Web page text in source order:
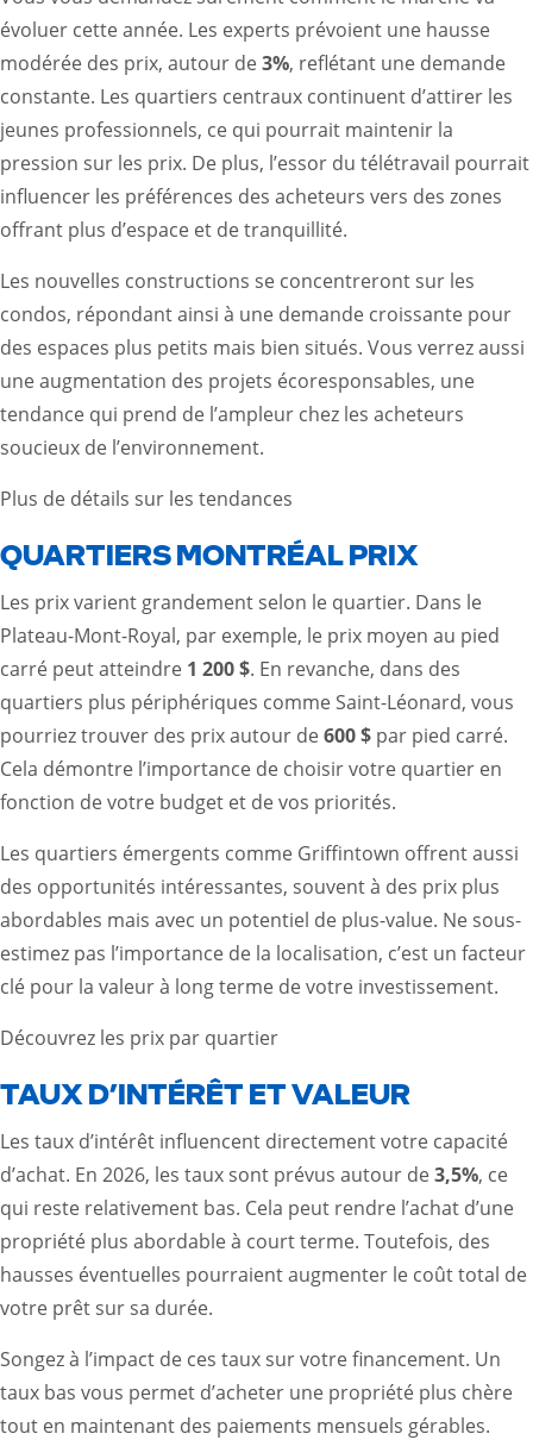
évoluer cette année. Les experts prévoient une hausse
modérée des prix, autour de3%, reflétant une demande
constante. Les quartiers centraux continuent d’attirer les
jeunes professionnels, ce qui pourrait maintenir la
pression sur les prix. De plus, l’essor du télétravail pourrait
influencer les préférences des acheteurs vers des zones
offrant plus d’espace et de tranquillité.
Les nouvelles constructions se concentreront sur les
condos, répondant ainsi à une demande croissante pour
des espaces plus petits mais bien situés. Vous verrez aussi
une augmentation des projets écoresponsables, une
tendance qui prend de l’ampleur chez les acheteurs
soucieux de l’environnement.
Plus de détails sur les tendances
QUARTIERS MONTRÉAL PRIX
Les prix varient grandement selon le quartier. Dans le
Plateau-Mont-Royal, par exemple, le prix moyen au pied
carré peut atteindre 1 200 $. En revanche, dans des
quartiers plus périphériques comme Saint-Léonard, vous
pourriez trouver des prix autour de600 $ par pied carré.
Cela démontre l’importance de choisir votre quartier en
fonction de votre budget et de vos priorités.
Les quartiers émergents comme Griffintown offrent aussi
des opportunités intéressantes, souvent à des prix plus
abordables mais avec un potentiel de plus-value. Ne sous-
estimez pas l’importance de la localisation, c’est un facteur
clé pour la valeur à long terme de votre investissement.
Découvrez les prix par quartier
TAUX D’INTÉRÊT ET VALEUR
Les taux d’intérêt influencent directement votre capacité
d’achat. En 2026, les taux sont prévus autour de3,5%, ce
qui reste relativement bas. Cela peut rendre l’achat d’une
propriété plus abordable à court terme. Toutefois, des
hausses éventuelles pourraient augmenter le coût total de
votre prêt sur sa durée.
Songez à l’impact de ces taux sur votre financement. Un
taux bas vous permet d’acheter une propriété plus chère
tout en maintenant des paiements mensuels gérables.